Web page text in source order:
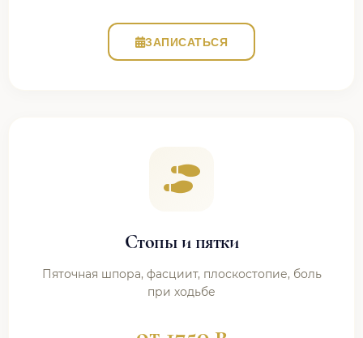
ЗАПИСАТЬСЯ
Стопы и пятки
Пяточная шпора, фасциит, плоскостопие, боль
при ходьбе